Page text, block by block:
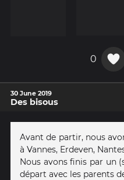
0
30 June 2019
Des bisous
Avant de partir, nous
à Vannes, Erdeven,
Nous avons finis par un
départ avec les parents